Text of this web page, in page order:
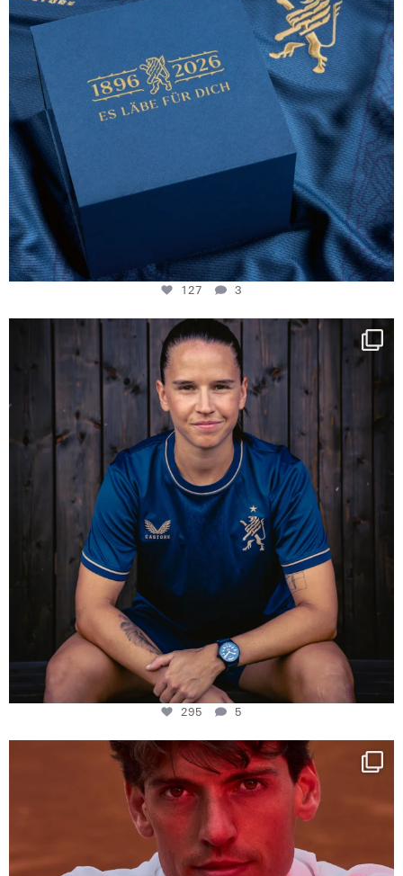
127 3
NIE USENAND GAH
Some anniversaries
295
5
295 5
One last dance at home
This week at...
321
9